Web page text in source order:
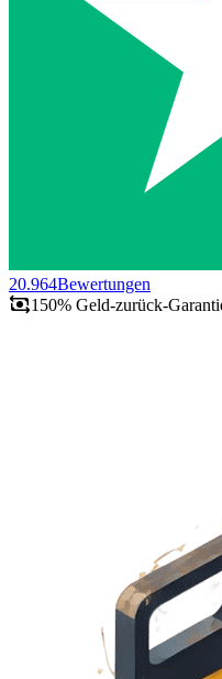
20.964Bewertungen
150% Geld-zurück-